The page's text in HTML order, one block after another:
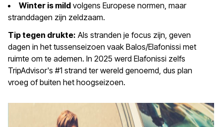
Winter is mild volgens Europese normen, maar
stranddagen zijn zeldzaam.
Tip tegen drukte: Als stranden je focus zijn, geven
dagen in het tussenseizoen vaak Balos/Elafonissi met
ruimte om te ademen. In 2025 werd Elafonissi zelfs
TripAdvisor's #1 strand ter wereld genoemd, dus plan
vroeg of buiten het hoogseizoen.